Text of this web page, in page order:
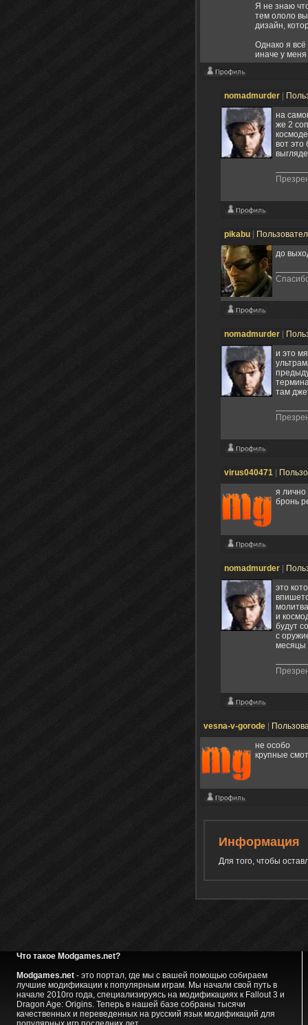
Я не знаю
тем ололо
дизайн,
Однако я всё
иначе у меня
nomadmurder |
на
же 2
вот это
pikabu |
до
nomadmurder |
и это
там
virus040471 |
я лично
бронь
nomadmurder |
это
и
будут
с
месяцы
vesna-v-gorode |
не особо
крупные
Информация
Для того, чтобы
Что такое Modgames.net?
Modgames.net- это портал, где мы с вашей помощью собираем
лучшие модификации к популярным играм. Мы начали свой путь в
начале 2010го года, специализируясь на модификациях к Fallout 3 и
Dragon Age: Origins. Теперь в нашей базе собраны тысячи
качественных и переведенных на русский язык модификаций для